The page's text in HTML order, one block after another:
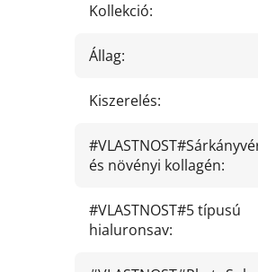
Kollekció:
Állag:
Kiszerelés:
és növényi kollagén:
#VLASTNOST#5 típusú
hialuronsav: